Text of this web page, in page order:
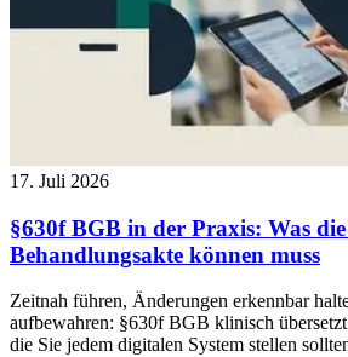
17. Juli 2026
§630f BGB in der Praxis: Was
Behandlungsakte können muss
Zeitnah führen, Änderungen erkennbar
aufbewahren: §630f BGB klinisch
die Sie jedem digitalen System stellen